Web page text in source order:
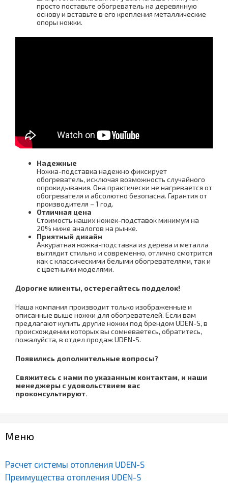
просто поставьте обогреватель на деревянную
основу и вставьте в его крепления металлические
опоры ножки.
Надежные
Ножка-подставка надежно фиксирует
обогреватель, исключая возможность случайного
опрокидывания. Она практически не нагревается от
обогревателя и абсолютно безопасна. Гарантия от
производителя – 1 год.
Отличная цена
Стоимость наших ножек-подставок минимум на
20% ниже аналогов на рынке.
Приятный дизайн
Аккуратная ножка-подставка из дерева и металла
выглядит стильно и современно, отлично смотрится
как с классическими белыми обогревателями, так и
с цветными моделями.
Дорогие клиенты, остерегайтесь подделок!
Наша компания производит только изображенные и
описанные выше ножки для обогревателей. Если вам
предлагают купить другие ножки под брендом UDEN-S, в
происхождении которых вы сомневаетесь, обратитесь,
пожалуйста, в отдел продаж UDEN-S.
Появились дополнительные вопросы?
Свяжитесь с нами по указанным контактам, и наши
менеджеры с удовольствием вас
проконсультируют.
Меню
Расчет системы отопления UDEN-S
Преимущества отопления UDEN-S